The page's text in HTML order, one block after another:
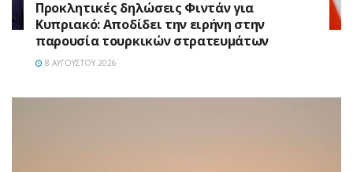
Προκλητικές δηλώσεις Φιντάν για
Κυπριακό: Αποδίδει την ειρήνη στην
παρουσία τουρκικών στρατευμάτων
8 ΑΥΓΟΎΣΤΟΥ 2026